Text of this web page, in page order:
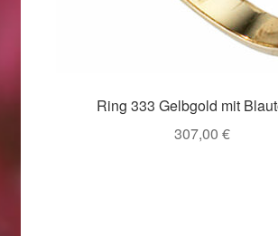
Weihnachtsangebote 2016
Ring 333 Gelbgold mit
307,00 €